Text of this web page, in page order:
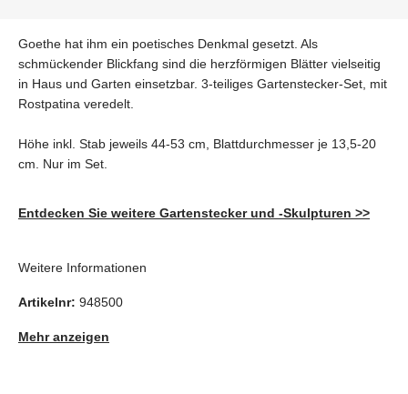
Goethe hat ihm ein poetisches Denkmal gesetzt. Als
schmückender Blickfang sind die herzförmigen Blätter vielseitig
in Haus und Garten einsetzbar. 3-teiliges Gartenstecker-Set, mit
Rostpatina veredelt.
Höhe inkl. Stab jeweils 44-53 cm, Blattdurchmesser je 13,5-20
cm. Nur im Set.
Entdecken Sie weitere Gartenstecker und -Skulpturen >>
Weitere Informationen
Artikelnr: 948500
Mehr anzeigen